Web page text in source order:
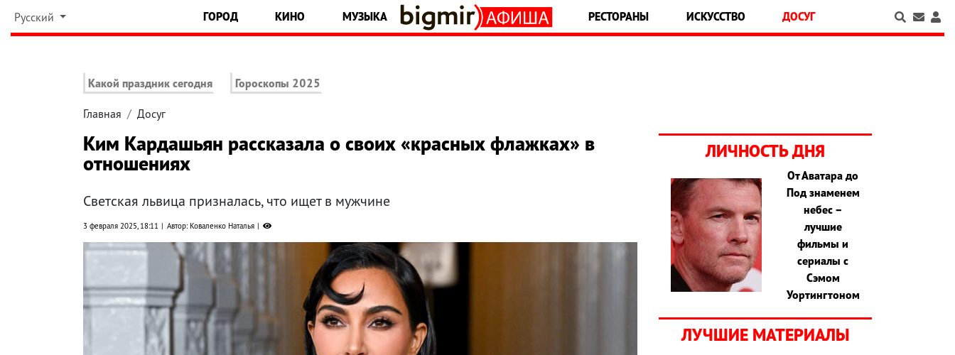
Русский ГОРОД КИНО МУЗЫКА РЕСТОРАНЫ ИСКУССТВО ДОСУГ
Какой праздник сегодня Гороскопы 2025
Главная Досуг
Ким Кардашьян рассказала о своих «красных флажках» в
отношениях
Светская львица призналась, что ищет в мужчине
3 февраля 2025, 18:11 Автор: Коваленко Наталья
ЛИЧНОСТЬ ДНЯ
От Аватара до
Под знаменем
небес –
лучшие
фильмы и
сериалы с
Сэмом
Уортингтоном
ЛУЧШИЕ МАТЕРИАЛЫ